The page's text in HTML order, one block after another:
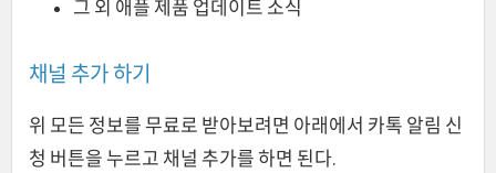
그 외 애플 제품 업데이트 소식
채널 추가 하기
위 모든 정보를 무료로 받아보려면 아래에서 카톡 알림 신
청 버튼을 누르고 채널 추가를 하면 된다.